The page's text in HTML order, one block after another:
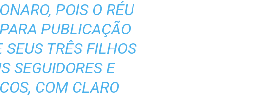
POIS O RÉU
PUBLICAÇÃO
SEUS TRÊS FILHOS
SEGUIDORES E
COM CLARO